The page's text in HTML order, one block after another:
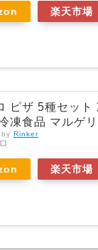
楽天市場
ピザ 5種セッ
凍食品 マルゲ
Rinker
楽天市場